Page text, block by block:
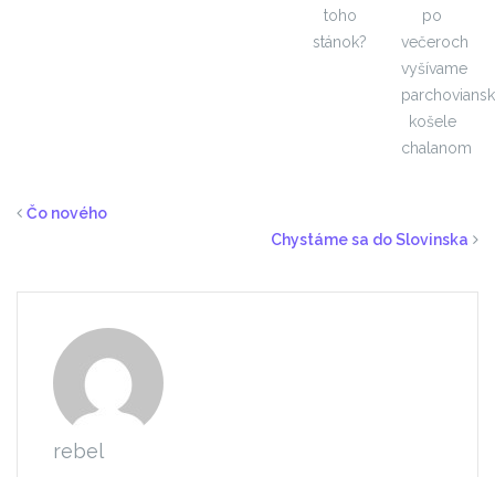
toho
stánok?
po
večeroch
vyšívame
košele
chalanom
Čo nového
Chystáme sa do Slovinska
rebel